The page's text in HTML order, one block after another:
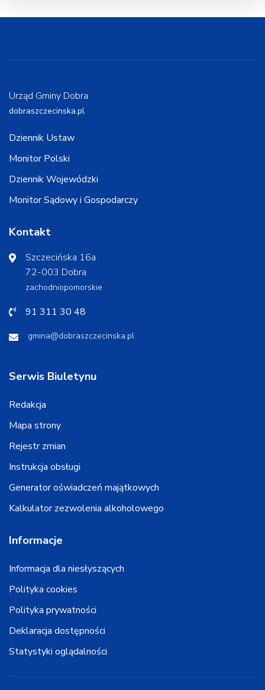
Urząd Gminy Dobra
dobraszczecinska.pl
Dziennik Ustaw
Monitor Polski
Dziennik Wojewódzki
Monitor Sądowy i Gospodarczy
Kontakt
Szczecińska 16a
72-003 Dobra
zachodniopomorskie
91 311 30 48
gmina@dobraszczecinska.pl
Serwis Biuletynu
Redakcja
Mapa strony
Rejestr zmian
Instrukcja obsługi
Generator oświadczeń majątkowych
Kalkulator zezwolenia alkoholowego
Informacje
Informacja dla niesłyszących
Polityka cookies
Polityka prywatności
Deklaracja dostępności
Statystyki oglądalności